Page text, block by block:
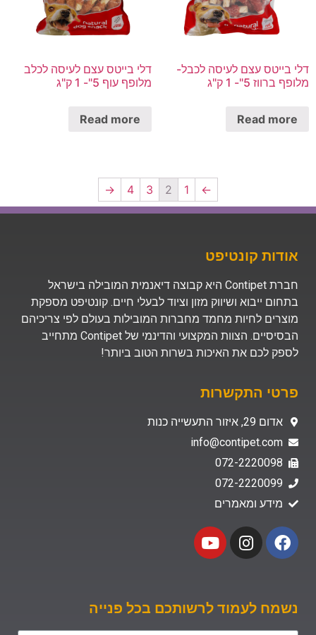
דלי בייטס עצם לעיסה לכבל-
מלופף ברווז 5"- 1 ק"ג
Read more
דלי בייטס עצם לעיסה לכלב
מלופף עוף 5"- 1 ק"ג
Read more
←
1
2
3
4
→
אודות קונטיפט
חברת Contipet היא קבוצה דיאנמית המובילה בישראל
בתחום ייבוא ושיווק מזון וציוד לבעלי חיים. קונטיפט מספקת
מוצרים לחיות מחמד מחברות המובילות בעולם לפי צריכיהם
הבסיסיים. הצוות המקצועי והדינמי של Contipet מתחייב
לספק לכם את האיכות בשרות הטוב ביותר!
פרטי התקשרות
אדום 29, איזור התעשייה כנות
info@contipet.com
072-2220098
072-2220099
מידע ומאמרים
נשמח לעמוד לרשותכם בכל פנייה